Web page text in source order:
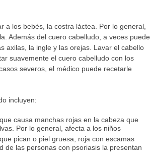
a los bebés, la costra láctea. Por lo general,
Además del cuero cabelludo, a veces puede
axilas, la ingle y las orejas. Lavar el cabello
suavemente el cuero cabelludo con los
severos, el médico puede recetarle
incluyen:
causa manchas rojas en la cabeza que
Por lo general, afecta a los niños
pican o piel gruesa, roja con escamas
de las personas con psoriasis la presentan